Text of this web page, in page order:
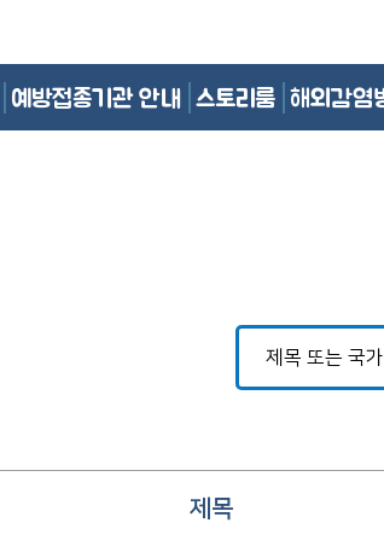
예방접종기관 안내 스토리룸 해외감염
제목